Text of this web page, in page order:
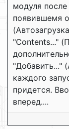
модуля после
появившемя
"Contents..."
"Добавить..."
каждого
придется.
вперед....